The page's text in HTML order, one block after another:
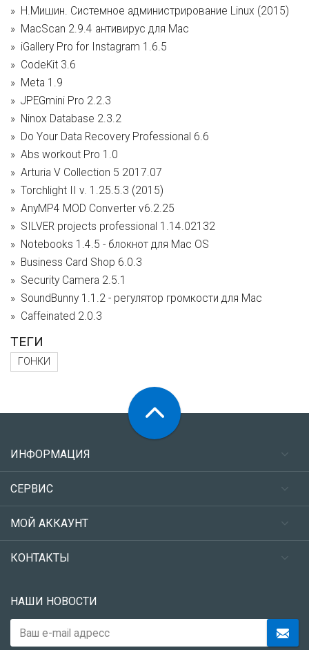
Н.Мишин. Системное администрирование Linux (2015)
MacScan 2.9.4 антивирус для Mac
iGallery Pro for Instagram 1.6.5
CodeKit 3.6
Meta 1.9
JPEGmini Pro 2.2.3
Ninox Database 2.3.2
Do Your Data Recovery Professional 6.6
Abs workout Pro 1.0
Arturia V Collection 5 2017.07
Torchlight II v. 1.25.5.3 (2015)
AnyMP4 MOD Converter v6.2.25
SILVER projects professional 1.14.02132
Notebooks 1.4.5 - блокнот для Mac OS
Business Card Shop 6.0.3
Security Camera 2.5.1
SoundBunny 1.1.2 - регулятор громкости для Mac
Caffeinated 2.0.3
ТЕГИ
ГОНКИ
ИНФОРМАЦИЯ
СЕРВИС
МОЙ АККАУНТ
КОНТАКТЫ
НАШИ НОВОСТИ